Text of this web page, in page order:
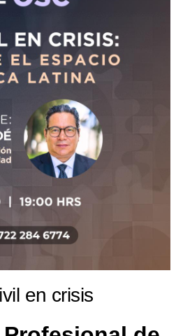
en crisis